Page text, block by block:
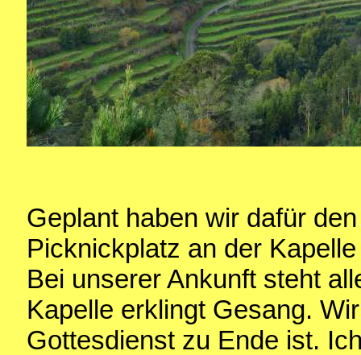
Geplant haben wir dafür
Picknickplatz an der
Bei unserer Ankunft steht
Kapelle erklingt Gesang.
Gottesdienst zu Ende ist.